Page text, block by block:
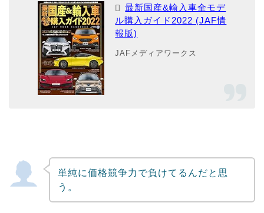
最新国産&輸入車全モデ
ル購入ガイド2022 (JAF情
報版)
JAFメディアワークス
単純に価格競争力で負けてるんだと思
う。